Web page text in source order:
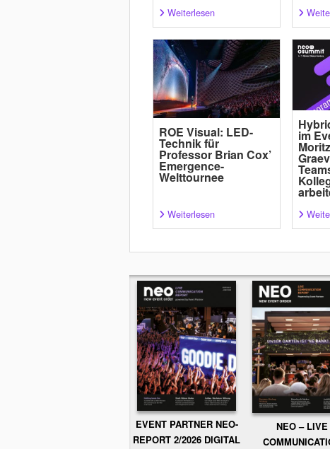
Weiterlesen
ROE Visual: LED-
Technik für
Professor Brian Cox’
Emergence-
Welttournee
Weiterlesen
im
EVENT PARTNER NEO-
REPORT 2/2026 DIGITAL
NEO – LIVE